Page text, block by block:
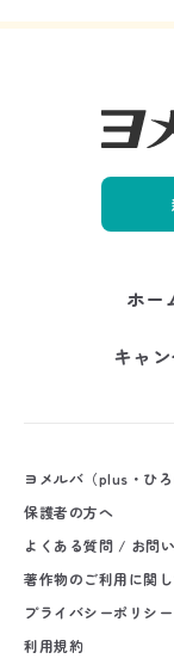
ホー
キャ
ヨメルバ（plus・ひ
保護者の方へ
よくある質問 / お問
著作物のご利用に関
プライバシーポリシー
利用規約